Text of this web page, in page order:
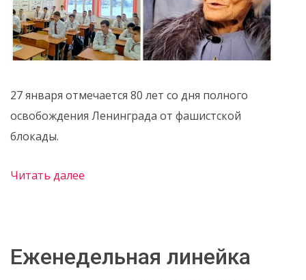
27 января отмечается 80 лет со дня полного
освобождения Ленинграда от фашистской
блокады.
Читать далее
Еженедельная линейка